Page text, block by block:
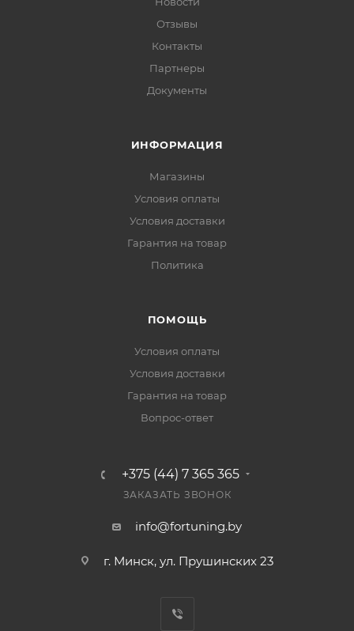
Отзывы
Контакты
Партнеры
Документы
ИНФОРМАЦИЯ
Магазины
Условия оплаты
Условия доставки
Гарантия на товар
Политика
ПОМОЩЬ
Условия оплаты
Условия доставки
Гарантия на товар
Вопрос-ответ
+375 (44) 7 365 365
ЗАКАЗАТЬ ЗВОНОК
info@fortuning.by
г. Минск, ул. Прушинских 23